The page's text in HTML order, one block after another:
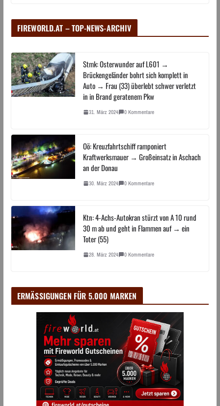
FIREWORLD.AT – TOP-NEWS-ARCHIV
Stmk: Osterwunder auf L601 →
Brückengeländer bohrt sich komplett in
Auto → Frau (33) überlebt schwer verletzt
in in Brand geratenem Pkw
31. März 2024 0 Kommentare
Oö: Kreuzfahrtschiff ramponiert
Kraftwerksmauer → Großeinsatz in Aschach
an der Donau
30. März 2024 0 Kommentare
Ktn: 4-Achs-Autokran stürzt von A 10 rund
30 m ab und geht in Flammen auf → ein
Toter (55)
28. März 2024 0 Kommentare
ERMÄSSIGUNGEN FÜR 5.000 MARKEN